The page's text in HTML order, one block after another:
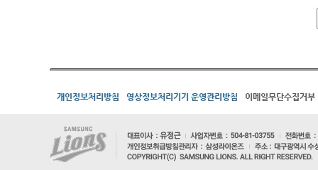
개인정보처리방침 영상정보처리기기 운영관리방침 이메일무단수집거부